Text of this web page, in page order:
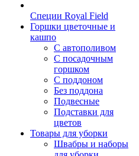
Специи Royal Field
Горшки цветочные и
кашпо
С автополивом
С посадочным
горшком
С поддоном
Без поддона
Подвесные
Подставки для
цветов
Товары для уборки
Швабры и наборы